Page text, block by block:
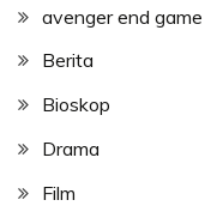
avenger end game
Berita
Bioskop
Drama
Film